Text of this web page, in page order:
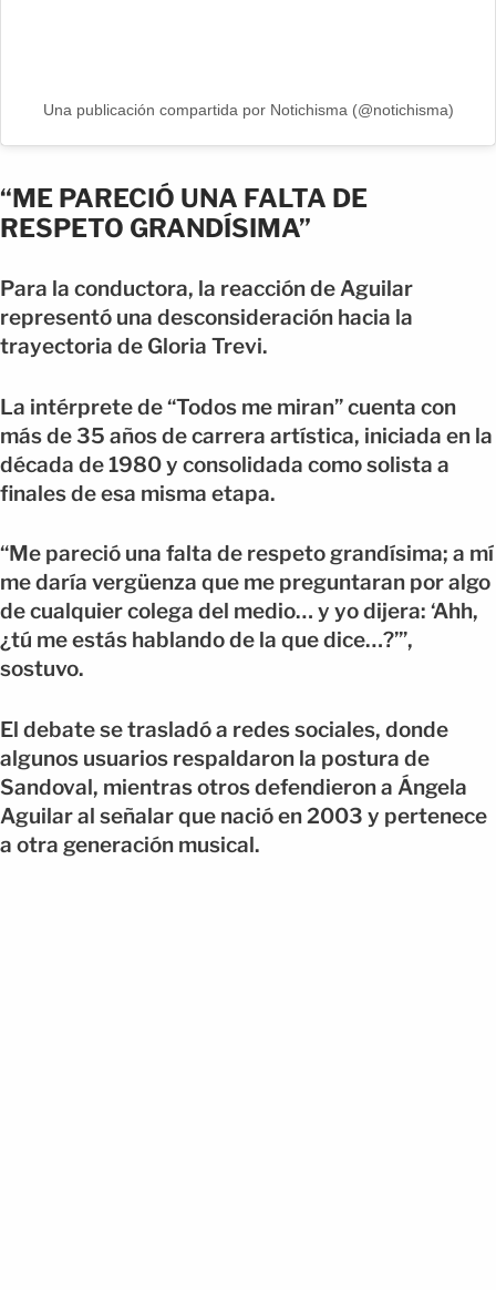
Una publicación compartida por Notichisma (@notichisma)
“ME PARECIÓ UNA FALTA DE
RESPETO GRANDÍSIMA”
Para la conductora, la reacción de Aguilar
representó una desconsideración hacia la
trayectoria de Gloria Trevi.
La intérprete de “Todos me miran” cuenta con
más de 35 años de carrera artística, iniciada en la
década de 1980 y consolidada como solista a
finales de esa misma etapa.
“Me pareció una falta de respeto grandísima; a mí
me daría vergüenza que me preguntaran por algo
de cualquier colega del medio… y yo dijera: ‘Ahh,
¿tú me estás hablando de la que dice…?’”,
sostuvo.
El debate se trasladó a redes sociales, donde
algunos usuarios respaldaron la postura de
Sandoval, mientras otros defendieron a Ángela
Aguilar al señalar que nació en 2003 y pertenece
a otra generación musical.